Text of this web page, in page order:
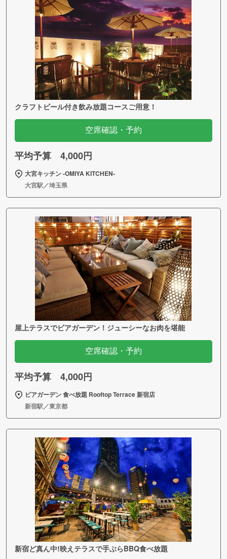
クラフトビール付き飲み放題コースご用意！
空席確認・予約
平均予算 4,000円
大宮キッチン ‐OMIYA KITCHEN‐
大宮駅／埼玉県
屋上テラスでビアガーデン！ジューシーなお肉を堪能
空席確認・予約
平均予算 4,000円
ビアガーデン 食べ放題 Rooftop Terrace 新宿店
新宿駅／東京都
新宿ど真ん中!映えテラスで手ぶらBBQ食べ放題